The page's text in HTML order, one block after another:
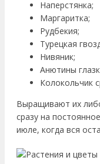
Наперстянка;
Маргаритка;
Рудбекия;
Турецкая
Нивяник;
Анютины
Колокольчик
Выращивают их
сразу на
июле, когда вся